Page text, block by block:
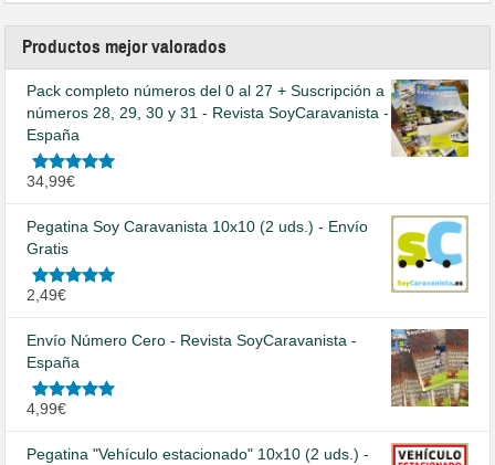
Productos mejor valorados
Pack completo números del 0 al 27 + Suscripción a
números 28, 29, 30 y 31 - Revista SoyCaravanista -
España
Valorado
34,99€
Pegatina Soy Caravanista 10x10 (2 uds.) - Envío
Gratis
Valorado
2,49€
Envío Número Cero - Revista SoyCaravanista -
España
Valorado
4,99€
Pegatina "Vehículo estacionado" 10x10 (2 uds.) -